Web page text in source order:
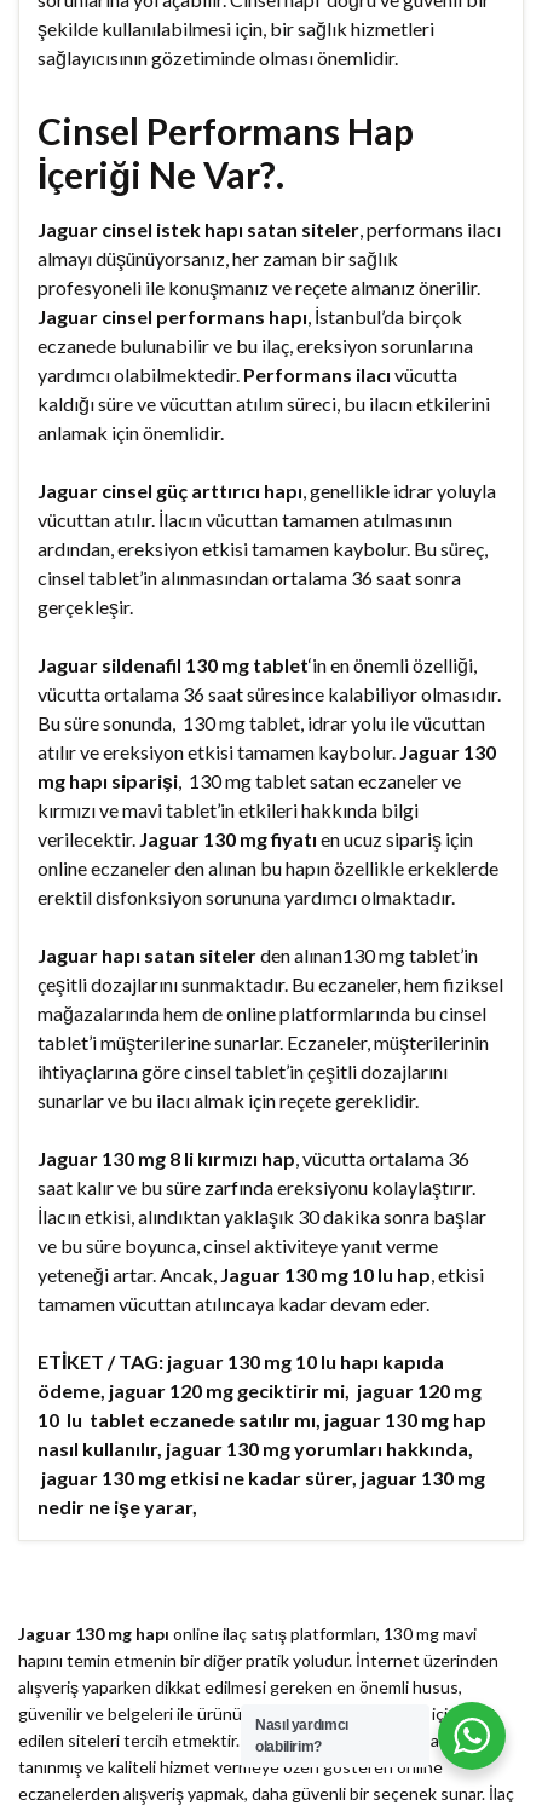
şekilde kullanılabilmesi için, bir sağlık hizmetleri
sağlayıcısının gözetiminde olması önemlidir.
Cinsel Performans Hap
İçeriği Ne Var?.
Jaguar cinsel istek hapı satan siteler, performans ilacı
almayı düşünüyorsanız, her zaman bir sağlık
profesyoneli ile konuşmanız ve reçete almanız önerilir.
Jaguar cinsel performans hapı, İstanbul’da birçok
eczanede bulunabilir ve bu ilaç, ereksiyon sorunlarına
yardımcı olabilmektedir. Performans ilacı vücutta
kaldığı süre ve vücuttan atılım süreci, bu ilacın etkilerini
anlamak için önemlidir.
Jaguar cinsel güç arttırıcı hapı, genellikle idrar yoluyla
vücuttan atılır. İlacın vücuttan tamamen atılmasının
ardından, ereksiyon etkisi tamamen kaybolur. Bu süreç,
cinsel tablet’in alınmasından ortalama 36 saat sonra
gerçekleşir.
Jaguar sildenafil 130 mg tablet‘in en önemli özelliği,
vücutta ortalama 36 saat süresince kalabiliyor olmasıdır.
Bu süre sonunda, 130 mg tablet, idrar yolu ile vücuttan
atılır ve ereksiyon etkisi tamamen kaybolur. Jaguar 130
mg hapı siparişi, 130 mg tablet satan eczaneler ve
kırmızı ve mavi tablet’in etkileri hakkında bilgi
verilecektir. Jaguar 130 mg fiyatı en ucuz sipariş için
online eczaneler den alınan bu hapın özellikle erkeklerde
erektil disfonksiyon sorununa yardımcı olmaktadır.
Jaguar hapı satan sitelerden alınan130 mg tablet’in
çeşitli dozajlarını sunmaktadır. Bu eczaneler, hem fiziksel
mağazalarında hem de online platformlarında bu cinsel
tablet’i müşterilerine sunarlar. Eczaneler, müşterilerinin
ihtiyaçlarına göre cinsel tablet’in çeşitli dozajlarını
sunarlar ve bu ilacı almak için reçete gereklidir.
Jaguar 130 mg 8 li kırmızı hap, vücutta ortalama 36
saat kalır ve bu süre zarfında ereksiyonu kolaylaştırır.
İlacın etkisi, alındıktan yaklaşık 30 dakika sonra başlar
ve bu süre boyunca, cinsel aktiviteye yanıt verme
yeteneği artar. Ancak, Jaguar 130 mg 10 lu hap, etkisi
tamamen vücuttan atılıncaya kadar devam eder.
ETİKET / TAG: jaguar 130 mg 10 lu hapı kapıda
ödeme, jaguar 120 mg geciktirir mi, jaguar 120 mg
10 lu tablet eczanede satılır mı, jaguar 130 mg hap
nasıl kullanılır, jaguar 130 mg yorumları hakkında,
jaguar 130 mg etkisi ne kadar sürer, jaguar 130 mg
nedir ne işe yarar,
Jaguar 130 mg hapı online ilaç satış platformları, 130 mg mavi
hapını temin etmenin bir diğer pratik yoludur. İnternet üzerinden
alışveriş yaparken dikkat edilmesi gereken en önemli husus,
güvenilir ve belgeleri ile ürünün orijinalliğini doğrulamak için teyit
edilen siteleri tercih etmektir. Sağlığınızı riske atmamak adına,
tanınmış ve kaliteli hizmet vermeye özen gösteren online
eczanelerden alışveriş yapmak, daha güvenli bir seçenek sunar. İlaç
Nasıl yardımcı
olabilirim?